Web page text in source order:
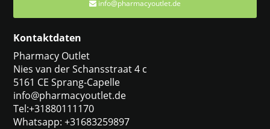
info@pharmacyoutlet.de
Kontaktdaten
Pharmacy Outlet
Nies van der Schansstraat 4 c
5161 CE Sprang-Capelle
info@pharmacyoutlet.de
Tel:+31880111170
Whatsapp: +31683259897